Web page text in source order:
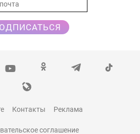
Контакты Реклама
соглашение